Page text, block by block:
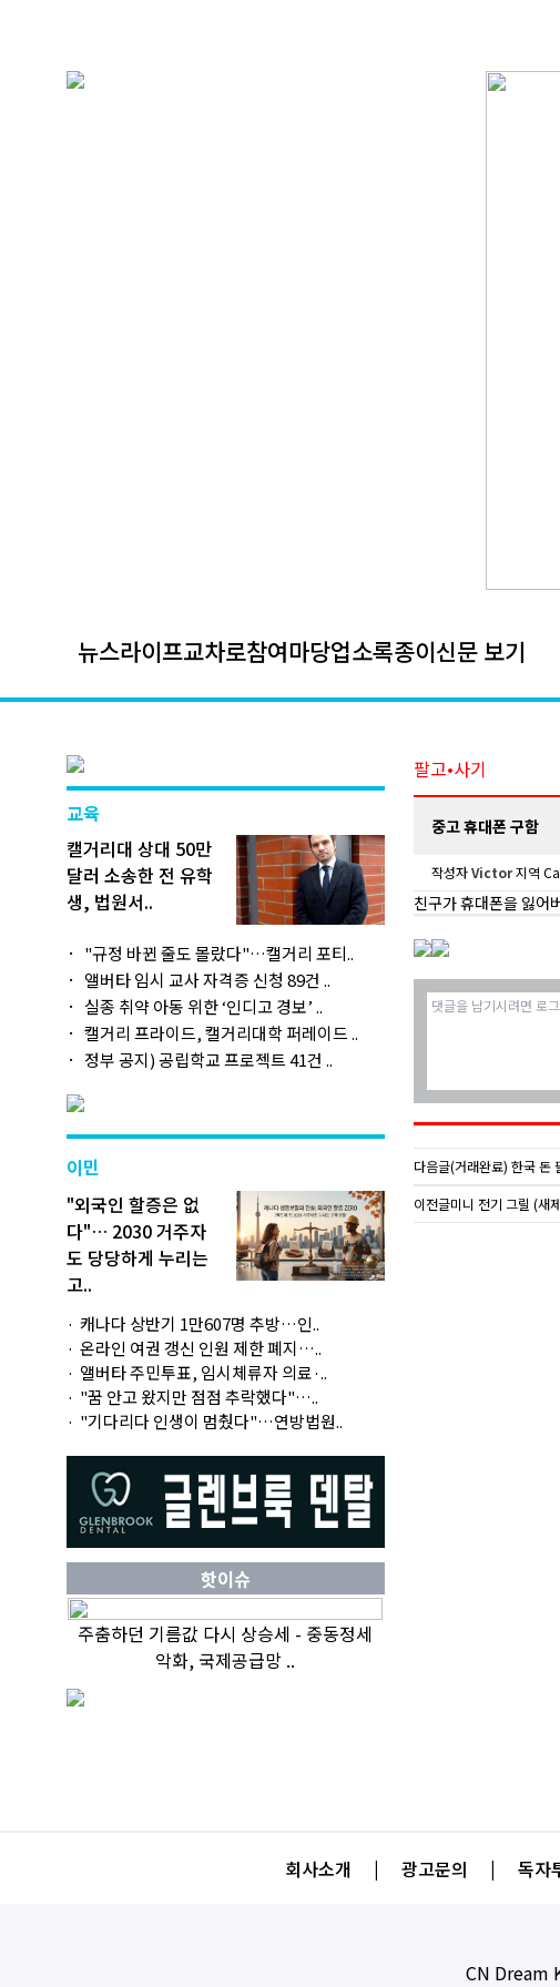
뉴스라이프교차로참여마당업소록종이신문 보기
교육
캘거리대 상대 50만
달러 소송한 전 유학
생, 법원서..
"규정 바뀐 줄도 몰랐다"…캘거리 포티..
앨버타 임시 교사 자격증 신청 89건 ..
실종 취약 아동 위한 ‘인디고 경보’ ..
캘거리 프라이드, 캘거리대학 퍼레이드 ..
정부 공지) 공립학교 프로젝트 41건 ..
이민
"외국인 할증은 없
다"… 2030 거주자
도 당당하게 누리는
고..
캐나다 상반기 1만607명 추방…인..
온라인 여권 갱신 인원 제한 폐지…..
앨버타 주민투표, 임시체류자 의료·..
"꿈 안고 왔지만 점점 추락했다"…..
"기다리다 인생이 멈췄다"…연방법원..
핫이슈
주춤하던 기름값 다시 상승세 - 중동정세
악화, 국제공급망 ..
팔고•사기
중고 휴대폰 구함
작성자Victor지역
친구가 휴대폰을 잃
다음글(거래완료) 한국 돈
이전글미니 전기 그릴 (새
회사소개 | 광고문의 | 독자
CN Dream